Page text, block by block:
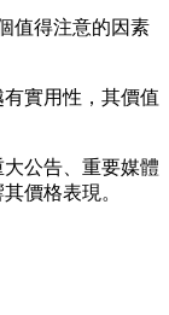
值得注意的因素
實用性，其價值
公告、重要媒體
價格表現。